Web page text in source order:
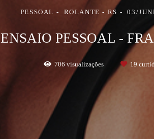
PESSOAL ROLANTE - RS 03/
ENSAIO PESSOAL -
706 visualizações 19